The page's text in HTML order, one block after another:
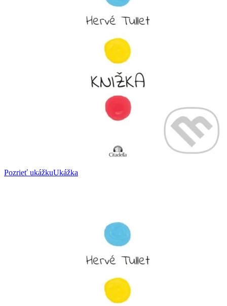
Pozrieť ukážkuUkážka